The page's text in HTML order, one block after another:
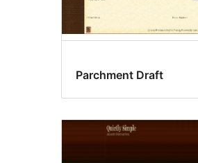
Parchment Draft